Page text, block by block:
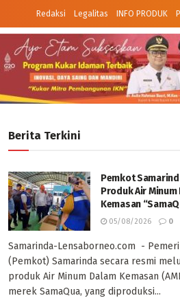
Redaksi Legalitas INFO PRODUK
Berita Terkini
Pemkot
Produk Air Minum
Kemasan
05/08/2026 0
Samarinda-Lensaborneo.com -
(Pemkot) Samarinda secara resmi
produk Air Minum Dalam Kemasan
merek SamaQua, yang diproduksi...